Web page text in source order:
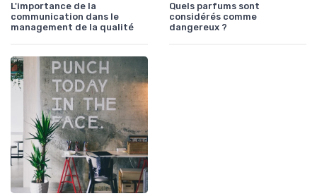
L'importance de la
communication dans le
management de la qualité
Quels parfums sont
considérés comme
dangereux ?